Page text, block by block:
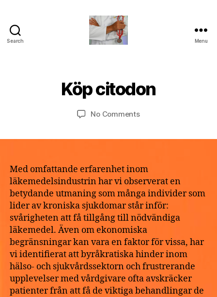
Search Menu
O
Z
E
D
Köp citodon
p
t
y
2
2
2
No Commentson
Med omfattande erfarenhet inom
läkemedelsindustrin har vi observerat en
betydande utmaning som många individer som
lider av kroniska sjukdomar står inför:
svårigheten att få tillgång till nödvändiga
läkemedel. Även om ekonomiska
begränsningar kan vara en faktor för vissa, har
vi identifierat att byråkratiska hinder inom
hälso- och sjukvårdssektorn och frustrerande
upplevelser med vårdgivare ofta avskräcker
patienter från att få de viktiga behandlingar de